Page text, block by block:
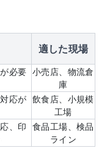
適した現場
必要 小売店、物流倉
庫
応が 飲食店、小規模
工場
、印
食品工場、検品
ライン